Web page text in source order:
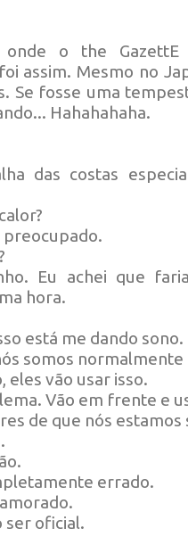
onde o the
assim. Mesmo no
Se fosse uma
Hahahahaha.
das costas
preocupado.
Eu achei que
hora.
está me dando sono.
somos
eles vão usar isso.
Vão em frente e
de que nós estamos
errado.
ser oficial.